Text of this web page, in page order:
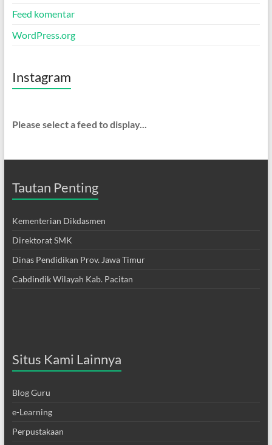
Feed komentar
WordPress.org
Instagram
Please select a feed to display...
Tautan Penting
Kementerian Dikdasmen
Direktorat SMK
Dinas Pendidikan Prov. Jawa Timur
Cabdindik Wilayah Kab. Pacitan
Situs Kami Lainnya
Blog Guru
e-Learning
Perpustakaan